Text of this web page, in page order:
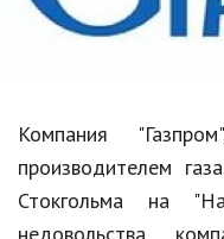
Культура
Спорт
Знаменитости
Статьи
Компания
производителем
Стокгольма на